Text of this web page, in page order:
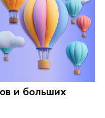
и больших